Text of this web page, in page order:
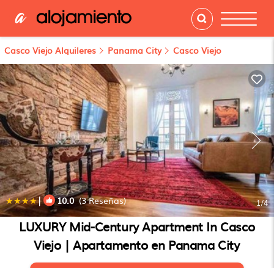
Casco Viejo Alquileres Panama City Casco Viejo
| 10.0(3 Reseñas) 1/4
LUXURY Mid-Century Apartment In Casco
Viejo | Apartamento en Panama City